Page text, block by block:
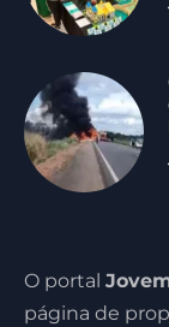
O portal
página de